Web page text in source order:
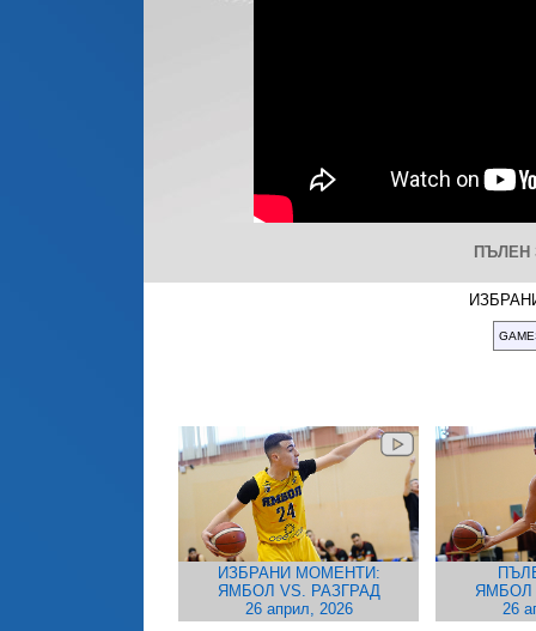
ПЪЛЕН
ИЗБРАНИ МОМЕНТИ:
ЯМБОЛ VS. РАЗГРАД
26 април, 2026
ЯМБОЛ
26